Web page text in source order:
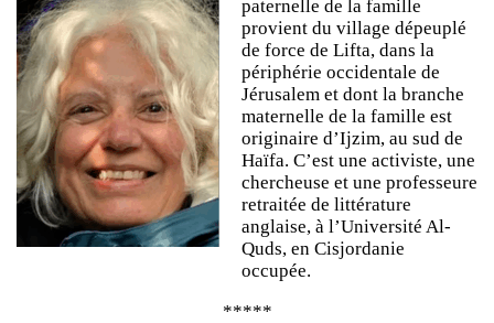
paternelle de la famille
provient du village dépeuplé
de force de Lifta, dans la
périphérie occidentale de
Jérusalem et dont la branche
maternelle de la famille est
originaire d’Ijzim, au sud de
Haïfa. C’est une activiste, une
chercheuse et une professeure
retraitée de littérature
anglaise, à l’Université Al-
Quds, en Cisjordanie
occupée.
*****